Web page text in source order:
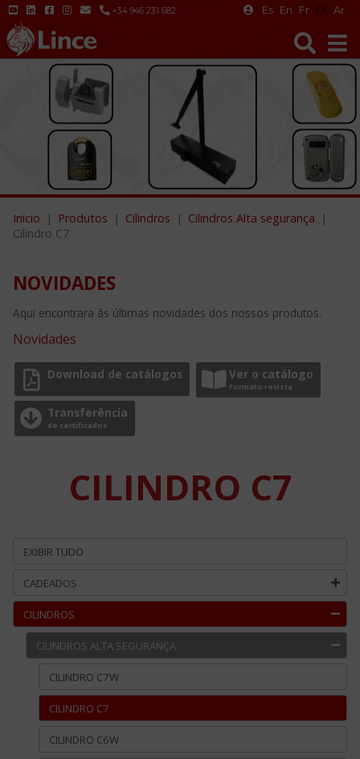
+34 946 231 682 Es En Fr Pt Ar
Inicio Produtos Cilindros
Cilindros Alta segurança
Cilindro C7
NOVIDADES
Aqui encontrara às últimas novidades dos nossos produtos.
Novidades
Download de catálogos Ver o catálogo
Formato revista
Transferência
de certificados
CILINDRO C7
EXIBIR TUDO
CADEADOS
CILINDROS
CILINDROS ALTA SEGURANÇA
CILINDRO C7W
CILINDRO C7
CILINDRO C6W